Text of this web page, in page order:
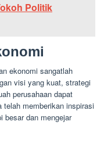
Politik
ekonomi sangatlah
visi yang kuat, strategi
perusahaan dapat
telah memberikan inspirasi
besar dan mengejar